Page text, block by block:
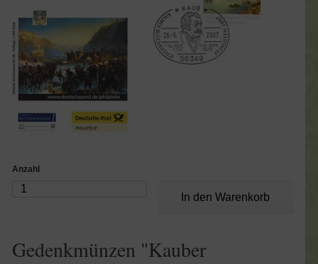
Anzahl
Gedenkmünzen "Kauber